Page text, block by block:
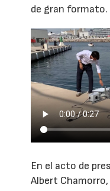
de gran formato.
En el acto de
Albert Chamorro,